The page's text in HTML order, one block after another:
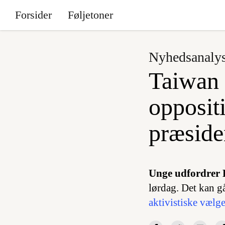
Forsider Føljetoner
Taiwan
Unge udfordrer
lørdag. Det kan
aktivistiske